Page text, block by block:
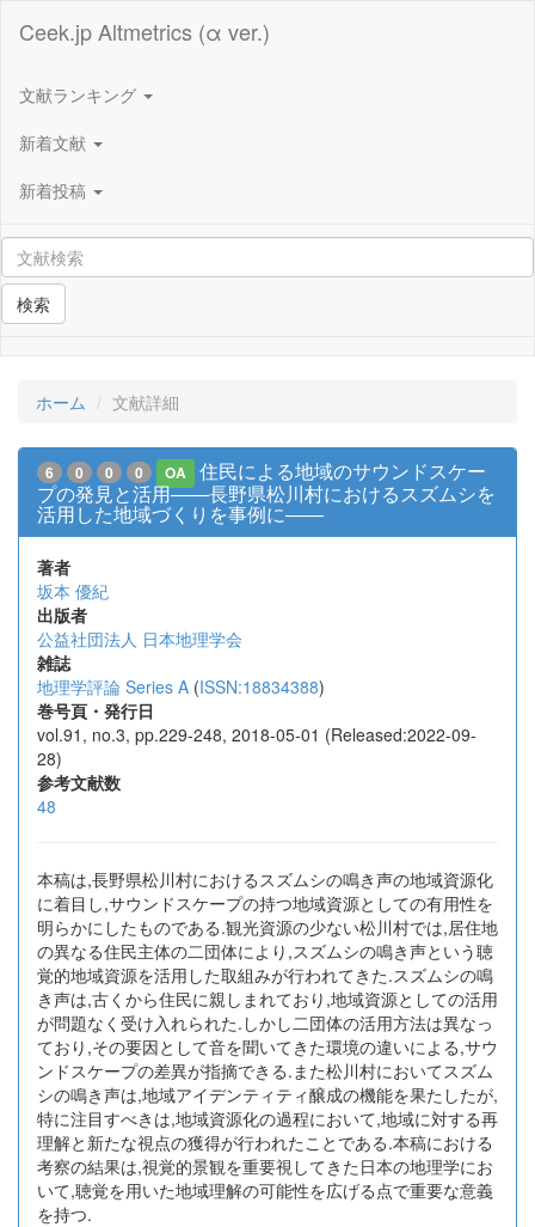
Ceek.jp Altmetrics (α ver.)
文献ランキング
新着文献
新着投稿
検索
ホーム 文献詳細
6 0 0 0 OA
住民による地域のサウンドスケー
プの発見と活用――長野県松川村におけるスズムシを
活用した地域づくりを事例に――
著者
坂本 優紀
出版者
公益社団法人 日本地理学会
雑誌
地理学評論 Series A (ISSN:18834388)
巻号頁・発行日
vol.91, no.3, pp.229-248, 2018-05-01 (Released:2022-09-
28)
参考文献数
48
本稿は,長野県松川村におけるスズムシの鳴き声の地域資源化
に着目し,サウンドスケープの持つ地域資源としての有用性を
明らかにしたものである.観光資源の少ない松川村では,居住地
の異なる住民主体の二団体により,スズムシの鳴き声という聴
覚的地域資源を活用した取組みが行われてきた.スズムシの鳴
き声は,古くから住民に親しまれており,地域資源としての活用
が問題なく受け入れられた.しかし二団体の活用方法は異なっ
ており,その要因として音を聞いてきた環境の違いによる,サウ
ンドスケープの差異が指摘できる.また松川村においてスズム
シの鳴き声は,地域アイデンティティ醸成の機能を果たしたが,
特に注目すべきは,地域資源化の過程において,地域に対する再
理解と新たな視点の獲得が行われたことである.本稿における
考察の結果は,視覚的景観を重要視してきた日本の地理学にお
いて,聴覚を用いた地域理解の可能性を広げる点で重要な意義
を持つ.